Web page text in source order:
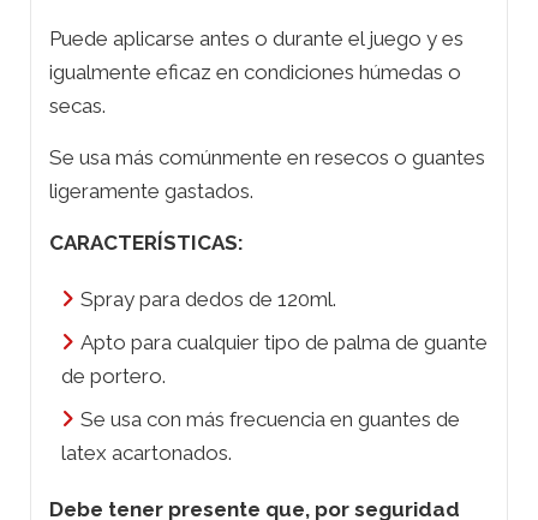
Puede aplicarse antes o durante el juego y es
igualmente eficaz en condiciones húmedas o
secas.
Se usa más comúnmente en resecos o guantes
ligeramente gastados.
CARACTERÍSTICAS:
Spray para dedos de 120ml.
Apto para cualquier tipo de palma de guante
de portero.
Se usa con más frecuencia en guantes de
latex acartonados.
Debe tener presente que, por seguridad